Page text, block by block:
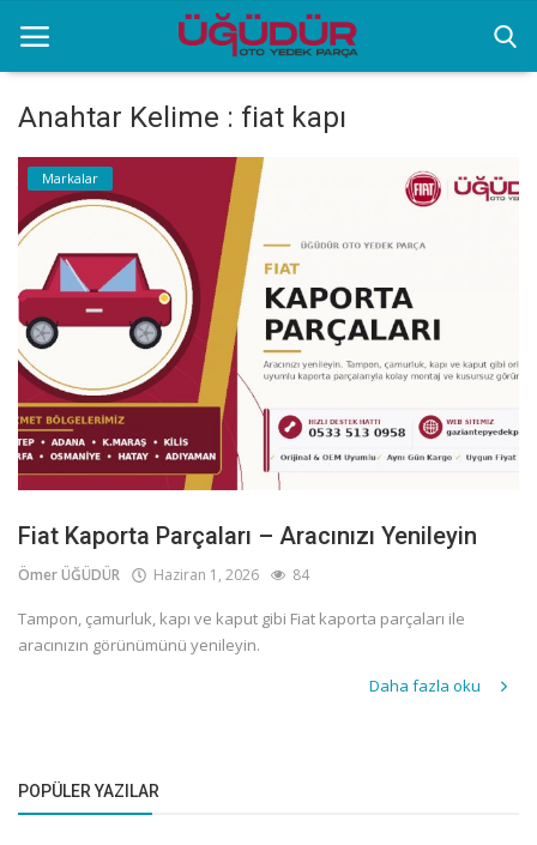
Anasayfa
Markalar
Ürünlerimiz
Sektörel Bilgiler
Galeri
İletişim
Anahtar Kelime : fiat kapı
Markalar
Fiat Kaporta Parçaları – Aracınızı Yenileyin
Ömer ÜĞÜDÜR Haziran 1, 2026 84
Tampon, çamurluk, kapı ve kaput gibi Fiat kaporta parçaları ile
aracınızın görünümünü yenileyin.
Daha fazla oku
POPÜLER YAZILAR